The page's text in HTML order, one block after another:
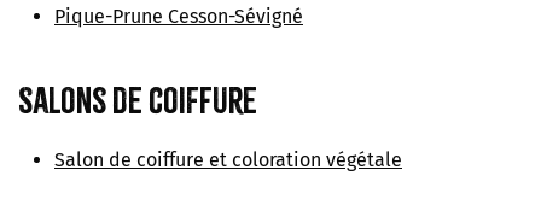
Pique-Prune Cesson-Sévigné
Salons de coiffure
Salon de coiffure et coloration végétale